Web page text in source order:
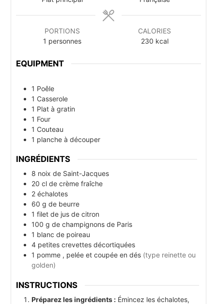
PORTIONS
1 personnes
CALORIES
230 kcal
EQUIPMENT
1 Poêle
1 Casserole
1 Plat à gratin
1 Four
1 Couteau
1 planche à découper
INGRÉDIENTS
8 noix de Saint-Jacques
20 cl de crème fraîche
2échalotes
60g de beurre
1filetde jus de citron
100 g de champignons de Paris
1 blanc de poireau
4 petites crevettes décortiquées
1 pomme , pelée et coupée en dés (type reinette ou
golden)
INSTRUCTIONS
Préparez les ingrédients : Émincez les échalotes,